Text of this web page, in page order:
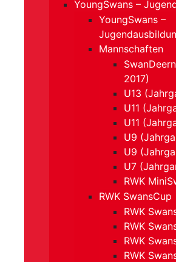
YoungSwans –
YoungSwans –
Mannschaften
2017)
U13
U11
U11
U9
U9
U7
RWK
RWK SwansCup
RWK
RWK
RWK
RWK